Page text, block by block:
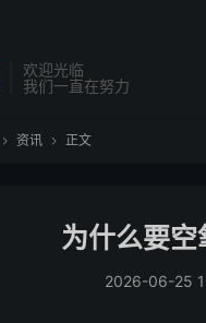
欢迎光临
我们一直在努力
 资讯  正文
为什么要
2026-06-25